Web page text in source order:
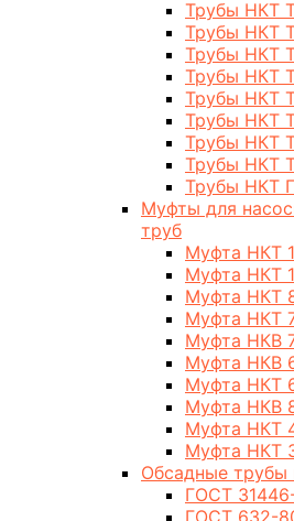
Трубы НКТ
Трубы НКТ
Трубы НКТ
Трубы НКТ
Трубы НКТ
Трубы НКТ
Трубы НКТ
Трубы НКТ
Трубы НКТ
Муфты для
труб
Муфта НКТ
Муфта НКТ
Муфта НКТ
Муфта НКТ
Муфта НКВ
Муфта НКВ
Муфта НКТ
Муфта НКВ
Муфта НКТ
Муфта НКТ
Обсадные
ГОСТ